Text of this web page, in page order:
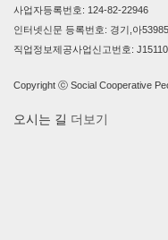
사업자등록번호: 124-82-22946
인터넷신문 등록번호: 경기,아53985
직업정보제공사업신고번호:
Copyright ⓒ Social Cooperative
오시는 길 더보기